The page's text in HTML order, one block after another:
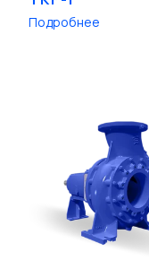
Подробнее